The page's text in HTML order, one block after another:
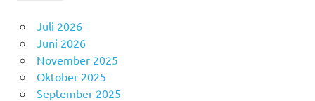
Juli 2026
Juni 2026
November 2025
Oktober 2025
September 2025